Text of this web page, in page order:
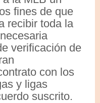
fines de que
recibir toda la
verificación de
con los
y ligas
suscrito.